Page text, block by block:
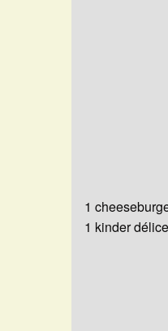
1
1 kinder délice